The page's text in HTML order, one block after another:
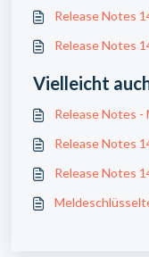
Release Notes
Release Notes
Vielleicht
Release Notes -
Release Notes